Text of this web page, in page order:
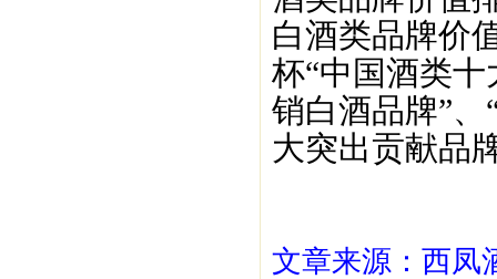
白酒类品牌价
杯“中国酒类
销白酒品牌”
大突出贡献品
文章来源：西凤